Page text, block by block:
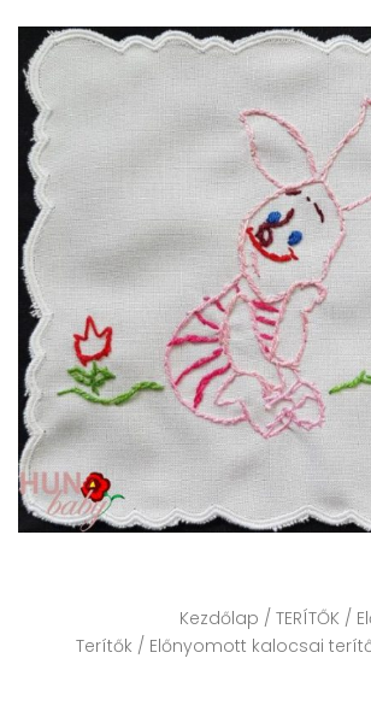
Kezdőlap / TERÍTŐK /
Terítők / Előnyomott kalocsai